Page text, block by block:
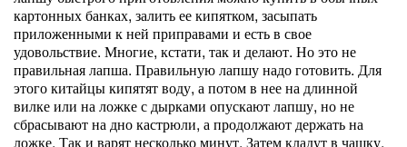
картонных банках, залить ее кипятком, засыпать
приложенными к ней приправами и есть в свое
удовольствие. Многие, кстати, так и делают. Но это не
правильная лапша. Правильную лапшу надо готовить. Для
этого китайцы кипятят воду, а потом в нее на длинной
вилке или на ложке с дырками опускают лапшу, но не
сбрасывают на дно кастрюли, а продолжают держать на
ложке. Так и варят несколько минут. Затем кладут в чашку,